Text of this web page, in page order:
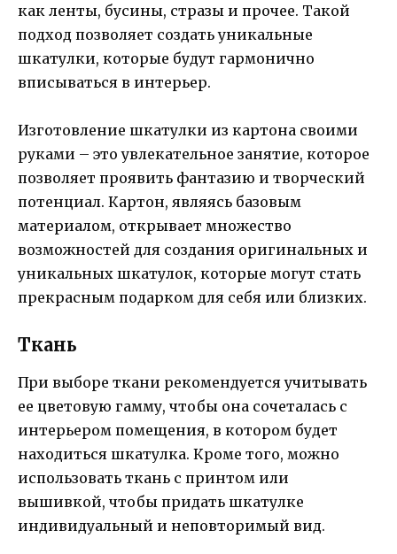
как ленты, бусины, стразы и прочее. Такой
подход позволяет создать уникальные
шкатулки, которые будут гармонично
вписываться в интерьер.
Изготовление шкатулки из картона своими
руками – это увлекательное занятие, которое
позволяет проявить фантазию и творческий
потенциал. Картон, являясь базовым
материалом, открывает множество
возможностей для создания оригинальных и
уникальных шкатулок, которые могут стать
прекрасным подарком для себя или близких.
Ткань
При выборе ткани рекомендуется учитывать
ее цветовую гамму, чтобы она сочеталась с
интерьером помещения, в котором будет
находиться шкатулка. Кроме того, можно
использовать ткань с принтом или
вышивкой, чтобы придать шкатулке
индивидуальный и неповторимый вид.